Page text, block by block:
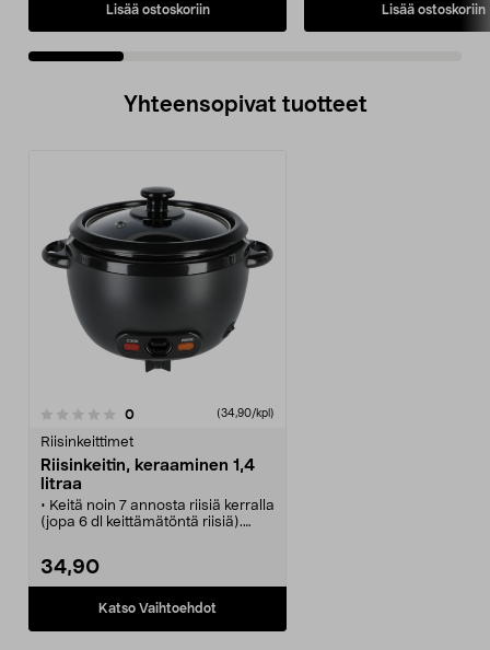
Lisää ostoskoriin Lisää ostoskoriin
Yhteensopivat tuotteet
0arvostelut (34,90/kpl)
Riisinkeittimet
Riisinkeitin, keraaminen 1,4
litraa
• Keitä noin 7 annosta riisiä kerralla
(jopa 6 dl keittämätöntä riisiä).
• Riisinkeittimessä on tarttumaton
pinnoite – valmistettu ilman PFAS-
yhdisteitä.
34,90
Katso Vaihtoehdot